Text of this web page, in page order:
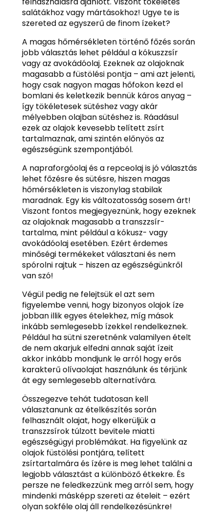
salátákhoz vagy mártásokhoz! Ugye te is
szereted az egyszerű de finom ízeket?
A magas hőmérsékleten történő főzés során
jobb választás lehet például a kókuszzsír
vagy az avokádóolaj. Ezeknek az olajoknak
magasabb a füstölési pontja – ami azt jelenti,
hogy csak nagyon magas hőfokon kezd el
bomlani és keletkezik bennük káros anyag –
így tökéletesek sütéshez vagy akár
mélyebben olajban sütéshez is. Ráadásul
ezek az olajok kevesebb telített zsírt
tartalmaznak, ami szintén előnyös az
egészségünk szempontjából.
A napraforgóolaj és a repceolaj is jó választás
lehet főzésre és sütésre, hiszen magas
hőmérsékleten is viszonylag stabilak
maradnak. Egy kis változatosság sosem árt!
Viszont fontos megjegyeznünk, hogy ezeknek
az olajoknak magasabb a transzzsír-
tartalma, mint például a kókusz- vagy
avokádóolaj esetében. Ezért érdemes
minőségi termékeket választani és nem
spórolni rajtuk – hiszen az egészségünkről
van szó!
Végül pedig ne felejtsük el azt sem
figyelembe venni, hogy bizonyos olajok íze
jobban illik egyes ételekhez, míg mások
inkább semlegesebb ízekkel rendelkeznek.
Például ha sütni szeretnénk valamilyen ételt
de nem akarjuk elfedni annak saját ízeit
akkor inkább mondjunk le arról hogy erős
karakterű olívaolajat használunk és térjünk
át egy semlegesebb alternatívára.
Összegezve tehát tudatosan kell
választanunk az ételkészítés során
felhasznált olajat, hogy elkerüljük a
transzzsírok túlzott bevitele miatti
egészségügyi problémákat. Ha figyelünk az
olajok füstölési pontjára, telített
zsírtartalmára és ízére is meg lehet találni a
legjobb választást a különböző étkekre. És
persze ne feledkezzünk meg arról sem, hogy
mindenki másképp szereti az ételeit – ezért
olyan sokféle olaj áll rendelkezésünkre!